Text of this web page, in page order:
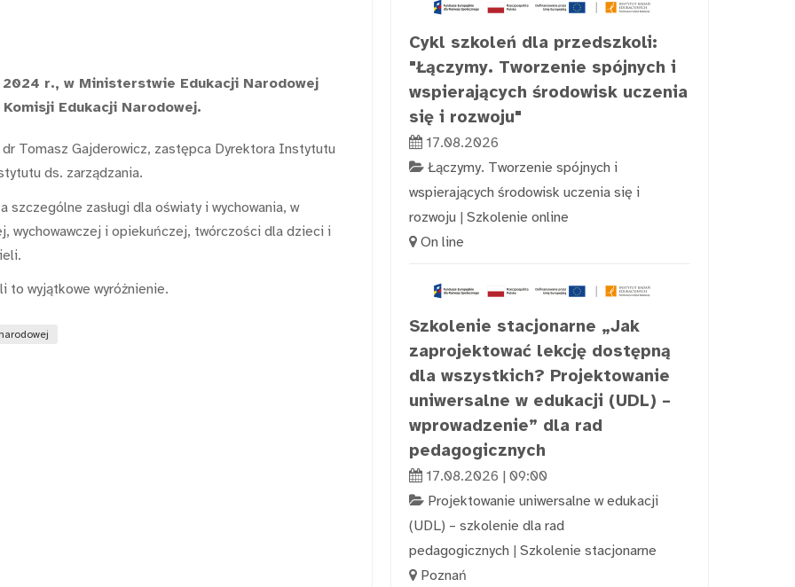
r., w Ministerstwie Edukacji Narodowej
Edukacji Narodowej.
Tomasz Gajderowicz, zastępca Dyrektora Instytutu
ds. zarządzania.
zasługi dla oświaty i wychowania, w
wychowawczej i opiekuńczej, twórczości dla dzieci i
to wyjątkowe wyróżnienie.
Cykl szkoleń dla przedszkoli:
"Łączymy. Tworzenie spójnych i
wspierających środowisk uczenia
się i rozwoju"
17.08.2026
Łączymy. Tworzenie spójnych i
wspierających środowisk uczenia się i
rozwoju | Szkolenie online
On line
Szkolenie stacjonarne „Jak
zaprojektować lekcję dostępną
dla wszystkich? Projektowanie
uniwersalne w edukacji (UDL) –
wprowadzenie” dla rad
pedagogicznych
17.08.2026 | 09:00
Projektowanie uniwersalne w edukacji
(UDL) – szkolenie dla rad
pedagogicznych | Szkolenie stacjonarne
Poznań